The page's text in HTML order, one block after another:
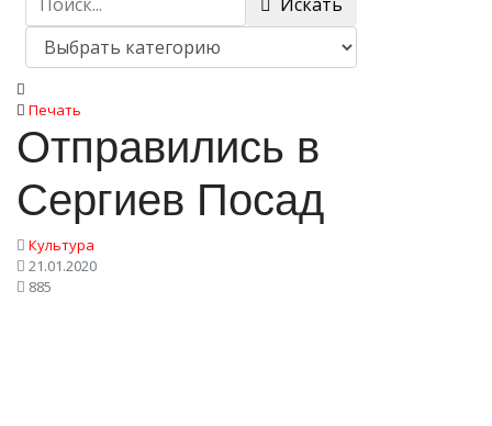
Печать
Отправились в
Сергиев Посад
Культура
21.01.2020
885